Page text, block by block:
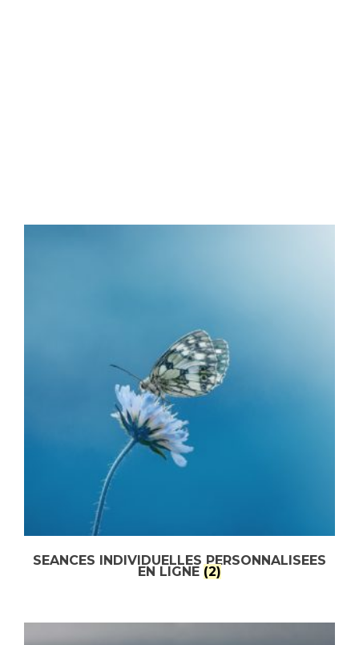
SEANCES INDIVIDUELLES PERSONNALISEES
EN LIGNE (2)